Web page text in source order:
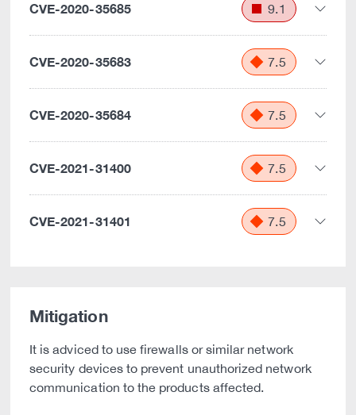
CVE-2020-35685 9.1
CVE-2020-35683 7.5
CVE-2020-35684 7.5
CVE-2021-31400 7.5
CVE-2021-31401 7.5
Mitigation
It is adviced to use firewalls or similar network
security devices to prevent unauthorized network
communication to the products affected.